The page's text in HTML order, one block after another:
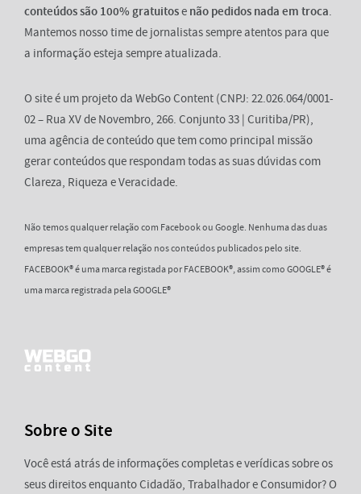
conteúdos são 100% gratuitose não pedidos nada em troca.
Mantemos nosso time de jornalistas sempre atentos para que
a informação esteja sempre atualizada.
O site é um projeto da WebGo Content (CNPJ: 22.026.064/0001-
02 – Rua XV de Novembro, 266. Conjunto 33 | Curitiba/PR),
uma agência de conteúdo que tem como principal missão
gerar conteúdos que respondam todas as suas dúvidas com
Clareza, Riqueza e Veracidade.
Não temos qualquer relação com Facebook ou Google. Nenhuma das duas
empresas tem qualquer relação nos conteúdos publicados pelo site.
FACEBOOK® é uma marca registada por FACEBOOK®, assim como GOOGLE® é
uma marca registrada pela GOOGLE®
Sobre o Site
Você está atrás de informações completas e verídicas sobre os
seus direitos enquanto Cidadão, Trabalhador e Consumidor? O